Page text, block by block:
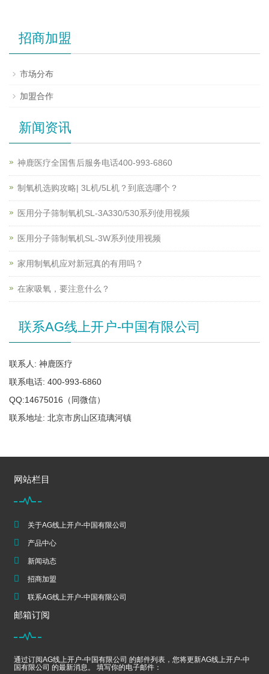
招商加盟
市场分布
加盟合作
新闻资讯
神鹿医疗全国售后服务电话400-993-6860
制氧机选购攻略| 3L机/5L机？到底选哪个？
医用分子筛制氧机SL-3A330/530系列使用视频
医用分子筛制氧机SL-3W系列使用视频
家用制氧机应对新冠真的有用吗？
在家吸氧，要注意什么？
联系AG线上开户-中国有限公司
联系人: 神鹿医疗
联系电话: 400-993-6860
QQ:14675016（同微信）
联系地址: 北京市房山区琉璃河镇
网站栏目
关于AG线上开户-中国有限公司
产品中心
新闻动态
招商加盟
联系AG线上开户-中国有限公司
邮箱订阅
通过订阅AG线上开户-中国有限公司 的邮件列表，您将更新AG线上开户-中
国有限公司 的最新消息。 填写你的电子邮件：